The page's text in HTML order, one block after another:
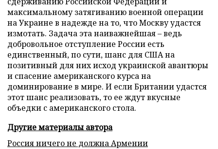
максимальному затягиванию военной операции
на Украине в надежде на то, что Москву удастся
измотать. Задача эта наиважнейшая – ведь
добровольное отступление России есть
единственный, по сути, шанс для США на
позитивный для них исход украинской авантюры
и спасение американского курса на
доминирование в мире. И если Британии удастся
этот шанс реализовать, то ее ждут вкусные
объедки с американского стола.
Другие материалы автора
Россия ничего не должна Армении